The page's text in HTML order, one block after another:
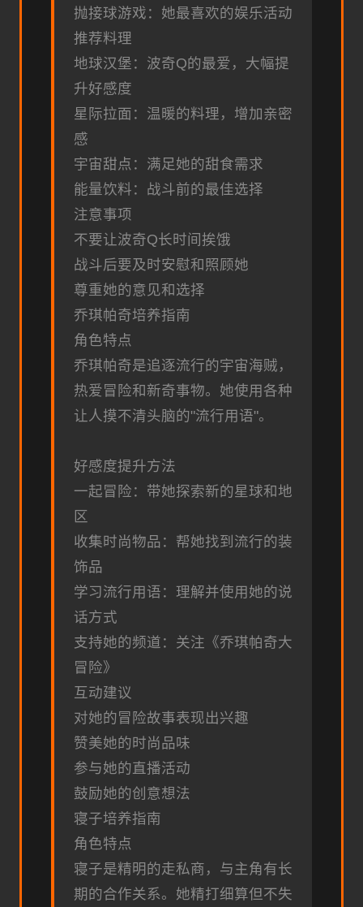
抛接球游戏：她最喜欢的娱乐活动
推荐料理
地球汉堡：波奇Q的最爱，大幅提
升好感度
星际拉面：温暖的料理，增加亲密
感
宇宙甜点：满足她的甜食需求
能量饮料：战斗前的最佳选择
注意事项
不要让波奇Q长时间挨饿
战斗后要及时安慰和照顾她
尊重她的意见和选择
乔琪帕奇培养指南
角色特点
乔琪帕奇是追逐流行的宇宙海贼，
热爱冒险和新奇事物。她使用各种
让人摸不清头脑的"流行用语"。
好感度提升方法
一起冒险：带她探索新的星球和地
区
收集时尚物品：帮她找到流行的装
饰品
学习流行用语：理解并使用她的说
话方式
支持她的频道：关注《乔琪帕奇大
冒险》
互动建议
对她的冒险故事表现出兴趣
赞美她的时尚品味
参与她的直播活动
鼓励她的创意想法
寝子培养指南
角色特点
寝子是精明的走私商，与主角有长
期的合作关系。她精打细算但不失